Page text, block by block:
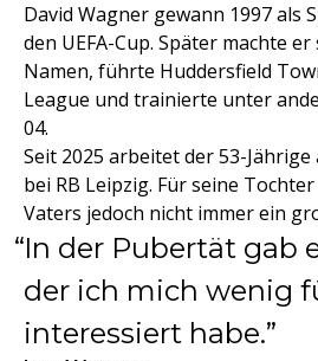
David Wagner gewann 1997 als
den UEFA-Cup. Später machte
Namen, führte Huddersfield
League und trainierte unter
04.
Seit 2025 arbeitet der 53-
bei RB Leipzig. Für seine
Vaters jedoch nicht immer ein
In der Pubertät gab
der ich mich wenig
interessiert habe.